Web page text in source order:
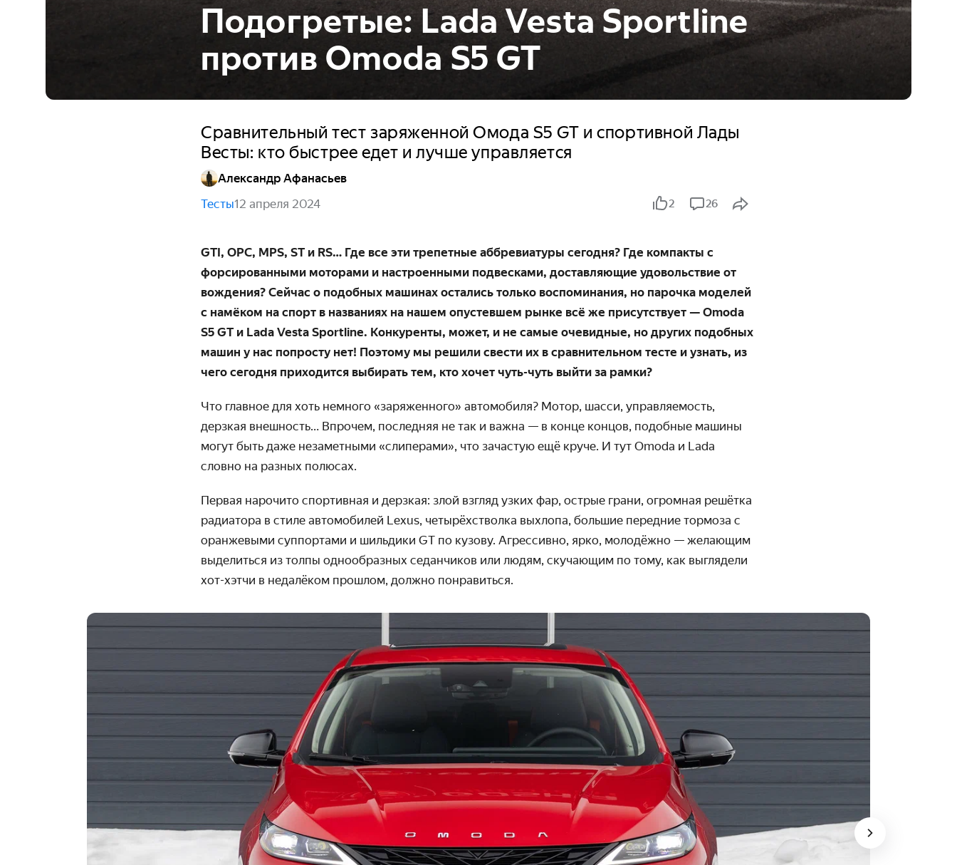
Подогретые: Lada Vesta Sportline
против Omoda S5 GT
Сравнительный тест заряженной Омода S5 GT и спортивной Лады
Весты: кто быстрее едет и лучше управляется
Александр Афанасьев
Тесты12 апреля 2024 2 26
GTI, OPC, MPS, ST и RS… Где все эти трепетные аббревиатуры сегодня? Где компакты с
форсированными моторами и настроенными подвесками, доставляющие удовольствие от
вождения? Сейчас о подобных машинах остались только воспоминания, но парочка моделей
с намёком на спорт в названиях на нашем опустевшем рынке всё же присутствует — Omoda
S5 GT и Lada Vesta Sportline. Конкуренты, может, и не самые очевидные, но других подобных
машин у нас попросту нет! Поэтому мы решили свести их в сравнительном тесте и узнать, из
чего сегодня приходится выбирать тем, кто хочет чуть-чуть выйти за рамки?
Что главное для хоть немного «заряженного» автомобиля? Мотор, шасси, управляемость,
дерзкая внешность… Впрочем, последняя не так и важна — в конце концов, подобные машины
могут быть даже незаметными «слиперами», что зачастую ещё круче. И тут Omoda и Lada
словно на разных полюсах.
Первая нарочито спортивная и дерзкая: злой взгляд узких фар, острые грани, огромная решётка
радиатора в стиле автомобилей Lexus, четырёхстволка выхлопа, большие передние тормоза с
оранжевыми суппортами и шильдики GT по кузову. Агрессивно, ярко, молодёжно — желающим
выделиться из толпы однообразных седанчиков или людям, скучающим по тому, как выглядели
хот-хэтчи в недалёком прошлом, должно понравиться.